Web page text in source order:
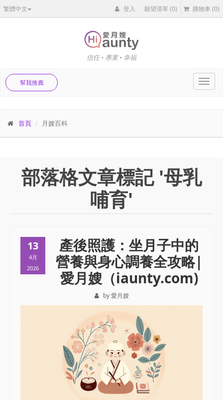
繁體中文 登入 願望清單(0) 購物車 (0)
信任 • 專業 • 幸福
幫我推薦
首頁 月嫂百科
部落格文章標記 '母乳
哺育'
13
4月
2026
產後照護：坐月子中的
營養與身心調養全攻略|
愛月嫂（iaunty.com)
by 愛月嫂